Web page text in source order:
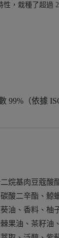
性，栽種了超過
（依據
烷基肉豆蔻酸
酸二辛酯、鯨
油、香料、柚
果油、茶籽油